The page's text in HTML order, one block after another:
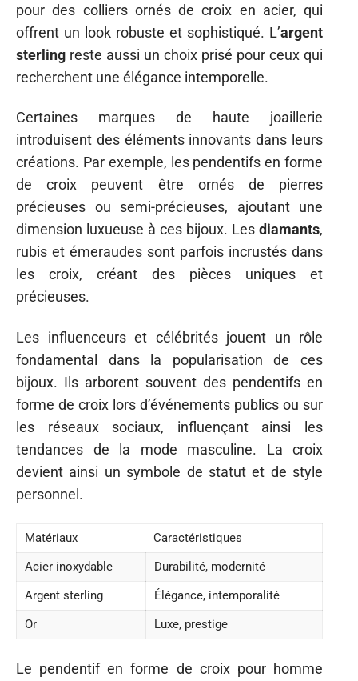
pour des colliers ornés de croix en acier, qui
offrent un look robuste et sophistiqué. L’argent
sterling reste aussi un choix prisé pour ceux qui
recherchent une élégance intemporelle.
Certaines marques de haute joaillerie
introduisent des éléments innovants dans leurs
créations. Par exemple, les pendentifs en forme
de croix peuvent être ornés de pierres
précieuses ou semi-précieuses, ajoutant une
dimension luxueuse à ces bijoux. Les diamants,
rubis et émeraudes sont parfois incrustés dans
les croix, créant des pièces uniques et
précieuses.
Les influenceurs et célébrités jouent un rôle
fondamental dans la popularisation de ces
bijoux. Ils arborent souvent des pendentifs en
forme de croix lors d’événements publics ou sur
les réseaux sociaux, influençant ainsi les
tendances de la mode masculine. La croix
devient ainsi un symbole de statut et de style
personnel.
Matériaux
Caractéristiques
Acier inoxydable
Durabilité, modernité
Argent sterling
Élégance, intemporalité
Or
Luxe, prestige
Le pendentif en forme de croix pour homme